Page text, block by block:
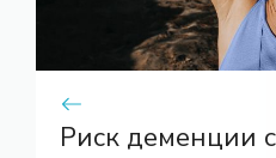
Риск деменции